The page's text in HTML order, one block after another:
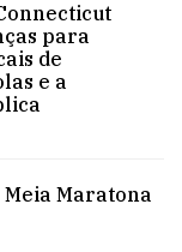
para
de
e a
Maratona